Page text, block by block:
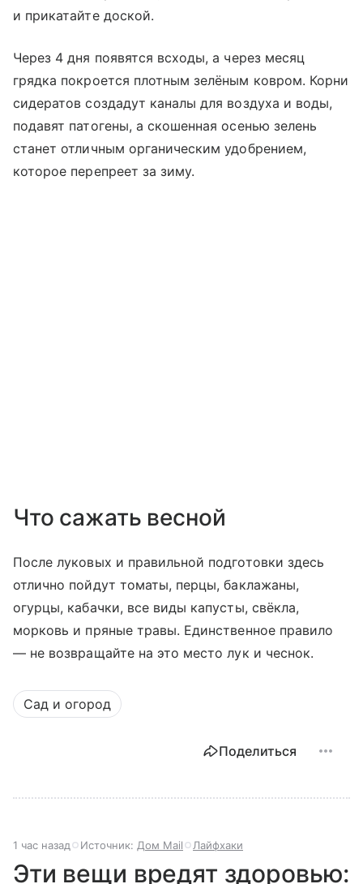
и прикатайте доской.
Через 4 дня появятся всходы, а через месяц
грядка покроется плотным зелёным ковром. Корни
сидератов создадут каналы для воздуха и воды,
подавят патогены, а скошенная осенью зелень
станет отличным органическим удобрением,
которое перепреет за зиму.
Что сажать весной
После луковых и правильной подготовки здесь
отлично пойдут томаты, перцы, баклажаны,
огурцы, кабачки, все виды капусты, свёкла,
морковь и пряные травы. Единственное правило
— не возвращайте на это место лук и чеснок.
Сад и огород
Поделиться
1 час назад Источник: Дом Mail Лайфхаки
Эти вещи вредят здоровью: